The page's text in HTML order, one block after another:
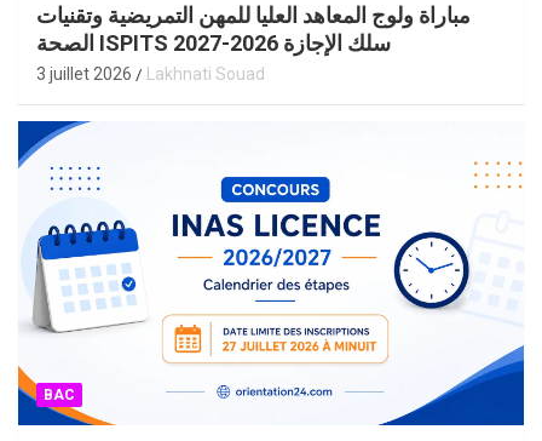
مباراة ولوج المعاهد العليا للمهن التمريضية وتقنيات
الصحة ISPITS سلك الإجازة 2026-2027
3 juillet 2026 Lakhnati Souad
BAC